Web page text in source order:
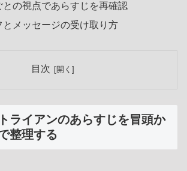
との視点であらすじを再確認
とメッセージの受け取り方
目次
ライアンのあらすじを冒頭か
整理する